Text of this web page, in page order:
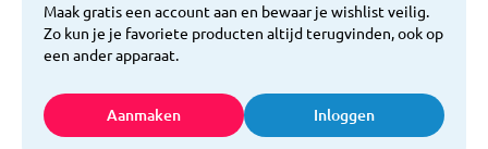
Maak gratis een account aan en bewaar je wishlist veilig.
Zo kun je je favoriete producten altijd terugvinden, ook op
een ander apparaat.
Aanmaken Inloggen